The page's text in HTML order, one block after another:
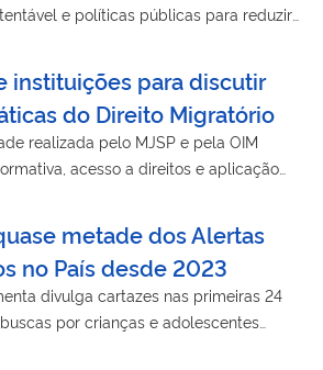
e políticas públicas para reduzir
instituições para discutir
do Direito Migratório
realizada pelo MJSP e pela OIM
acesso a direitos e aplicação
metade dos Alertas
no País desde 2023
divulga cartazes nas primeiras 24
por crianças e adolescentes